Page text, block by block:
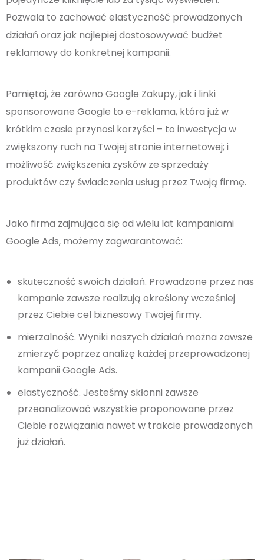
Pozwala to zachować elastyczność prowadzonych
działań oraz jak najlepiej dostosowywać budżet
reklamowy do konkretnej kampanii.
Pamiętaj, że zarówno Google Zakupy, jak i linki
sponsorowane Google to e-reklama, która już w
krótkim czasie przynosi korzyści – to inwestycja w
zwiększony ruch na Twojej stronie internetowej; i
możliwość zwiększenia zysków ze sprzedaży
produktów czy świadczenia usług przez Twoją firmę.
Jako firma zajmująca się od wielu lat kampaniami
Google Ads, możemy zagwarantować:
skuteczność swoich działań. Prowadzone przez nas
kampanie zawsze realizują określony wcześniej
przez Ciebie cel biznesowy Twojej firmy.
mierzalność. Wyniki naszych działań można zawsze
zmierzyć poprzez analizę każdej przeprowadzonej
kampanii Google Ads.
elastyczność. Jesteśmy skłonni zawsze
przeanalizować wszystkie proponowane przez
Ciebie rozwiązania nawet w trakcie prowadzonych
już działań.